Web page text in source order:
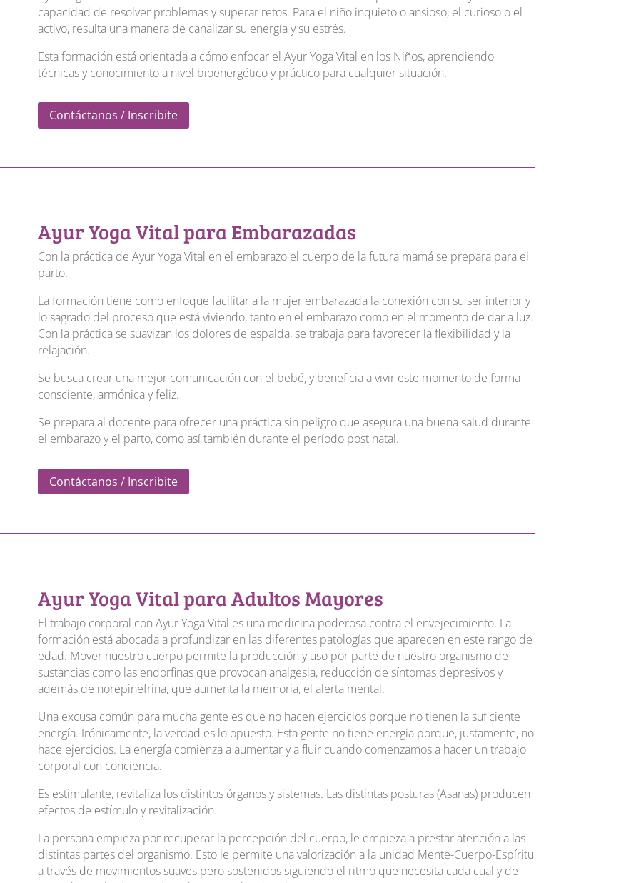
capacidad de resolver problemas y superar retos. Para el niño inquieto o ansioso, el curioso o el
activo, resulta una manera de canalizar su energía y su estrés.
Esta formación está orientada a cómo enfocar el Ayur Yoga Vital en los Niños, aprendiendo
técnicas y conocimiento a nivel bioenergético y práctico para cualquier situación.
Contáctanos / Inscribite
Ayur Yoga Vital para Embarazadas
Con la práctica de Ayur Yoga Vital en el embarazo el cuerpo de la futura mamá se prepara para el
parto.
La formación tiene como enfoque facilitar a la mujer embarazada la conexión con su ser interior y
lo sagrado del proceso que está viviendo, tanto en el embarazo como en el momento de dar a luz.
Con la práctica se suavizan los dolores de espalda, se trabaja para favorecer la flexibilidad y la
relajación.
Se busca crear una mejor comunicación con el bebé, y beneficia a vivir este momento de forma
consciente, armónica y feliz.
Se prepara al docente para ofrecer una práctica sin peligro que asegura una buena salud durante
el embarazo y el parto, como así también durante el período post natal.
Contáctanos / Inscribite
Ayur Yoga Vital para Adultos Mayores
El trabajo corporal con Ayur Yoga Vital es una medicina poderosa contra el envejecimiento. La
formación está abocada a profundizar en las diferentes patologías que aparecen en este rango de
edad. Mover nuestro cuerpo permite la producción y uso por parte de nuestro organismo de
sustancias como las endorfinas que provocan analgesia, reducción de síntomas depresivos y
además de norepinefrina, que aumenta la memoria, el alerta mental.
Una excusa común para mucha gente es que no hacen ejercicios porque no tienen la suficiente
energía. Irónicamente, la verdad es lo opuesto. Esta gente no tiene energía porque, justamente, no
hace ejercicios. La energía comienza a aumentar y a fluir cuando comenzamos a hacer un trabajo
corporal con conciencia.
Es estimulante, revitaliza los distintos órganos y sistemas. Las distintas posturas (Asanas) producen
efectos de estímulo y revitalización.
La persona empieza por recuperar la percepción del cuerpo, le empieza a prestar atención a las
distintas partes del organismo. Esto le permite una valorización a la unidad Mente-Cuerpo-Espíritu
a través de movimientos suaves pero sostenidos siguiendo el ritmo que necesita cada cual y de